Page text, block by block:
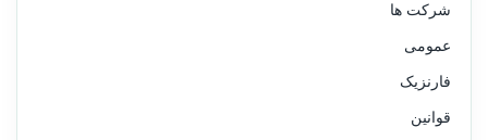
شرکت ها
عمومی
فارنزیک
قوانین